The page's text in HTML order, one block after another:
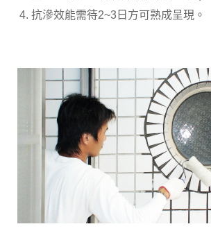
抗滲效能需待2~3日方可熟成呈現。